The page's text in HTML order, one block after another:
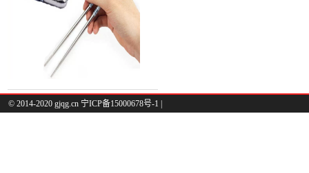
© 2014-2020 gjqg.cn 宁ICP备15000678号-1 |